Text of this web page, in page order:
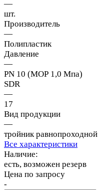
—
шт.
Производитель
—
Полипластик
Давление
—
PN 10 (МОР 1,0 Мпа)
SDR
—
17
Вид продукции
—
тройник равнопроходной
Все характеристики
Наличие:
есть, возможен резерв
Цена по запросу
-